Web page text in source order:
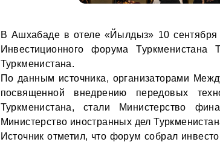
В Ашхабаде в отеле «Йылдыз» 10 сентября
Инвестиционного форума
Туркменистана.
По данным источника, организаторами
посвященной внедрению передовых
Туркменистана, стали Министерство
Министерство иностранных дел
Источник отметил, что форум собрал